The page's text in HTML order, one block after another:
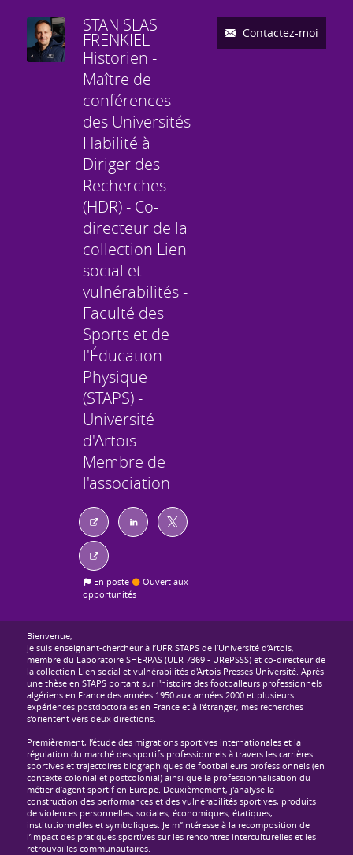
STANISLAS
FRENKIEL
Historien -
Maître de
conférences
des Universités
Habilité à
Diriger des
Recherches
(HDR) - Co-
directeur de la
collection Lien
social et
vulnérabilités -
Faculté des
Sports et de
l'Éducation
Physique
(STAPS) -
Université
d'Artois -
Membre de
l'association
En poste
Ouvert aux
opportunités
Contactez-moi
Bienvenue,
je suis enseignant-chercheur à l’UFR STAPS de l’Université d’Artois,
membre du Laboratoire SHERPAS (ULR 7369 - URePSSS) et co-directeur de
la collection Lien social et vulnérabilités d'Artois Presses Université. Après
une thèse en STAPS portant sur l'histoire des footballeurs professionnels
algériens en France des années 1950 aux années 2000 et plusieurs
expériences postdoctorales en France et à l’étranger, mes recherches
s’orientent vers deux directions.
Premièrement, l’étude des migrations sportives internationales et la
régulation du marché des sportifs professionnels à travers les carrières
sportives et trajectoires biographiques de footballeurs professionnels (en
contexte colonial et postcolonial) ainsi que la professionnalisation du
métier d’agent sportif en Europe. Deuxièmement, j'analyse la
construction des performances et des vulnérabilités sportives, produits
de violences personnelles, sociales, économiques, étatiques,
institutionnelles et symboliques. Je m'’intéresse à la recomposition de
l’impact des pratiques sportives sur les rencontres interculturelles et les
retrouvailles communautaires.